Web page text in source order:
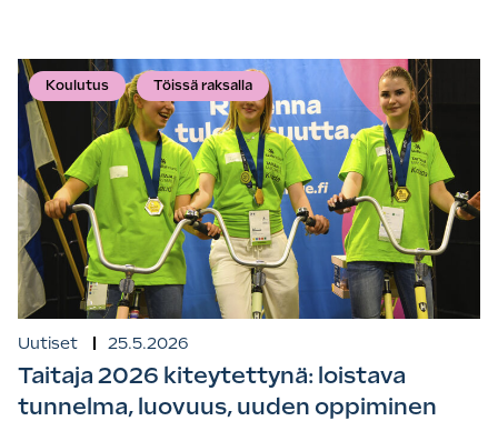
Uutiset 25.5.2026
Taitaja 2026 kiteytettynä: loistava
tunnelma, luovuus, uuden oppiminen
Koulutus Töissä raksalla